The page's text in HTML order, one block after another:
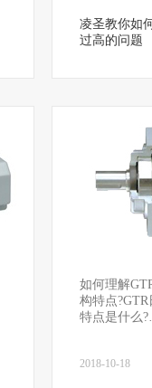
凌圣教你如
过高的问题
如何理解
构特点
特点是什么
2018-10-18